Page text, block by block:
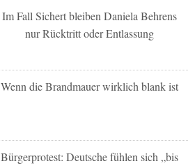
Im Fall Sichert bleiben Daniela Behrens
nur Rücktritt oder Entlassung
Wenn die Brandmauer wirklich blank ist
Bürgerprotest: Deutsche fühlen sich „bis